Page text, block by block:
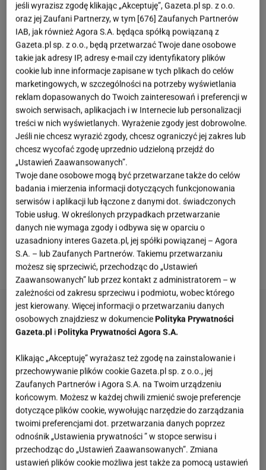
Porcelanowe filiżanki na prezent
Piękne filiżanki wykonane z porcelany zachwycą
każdą obdarowaną kobietę. Zbliżające się święto to
doskonała okazja, aby sprawić radość wyjątkowym
osobom wokół siebie. Elegancko zapakowany
zestaw filiżanek będzie znakomitym pomysłem. W
sklepie Villa Italia znajdziesz duży wybór
porcelanowych naczyń. Nas zachwyciły modele
zdobione kwiatami. Florystyczne motywy są
wyjątkowo urocze, sprawią, że na stole
momentalnie zapanuje wiosna. Porcelanowe
filiżanki to prezent na lata. Nawet po upływie wielu
lat naczynia będą fantastycznie się prezentować,
każdego dnia umilając przerwy na kawę czy
herbatę.
jeśli wyrazisz zgodę klikając „Akceptuję”, Gazeta.pl sp. z o.o.
oraz jej Zaufani Partnerzy, w tym [676] Zaufanych Partnerów
IAB, jak również Agora S.A. będąca spółką powiązaną z
Gazeta.pl sp. z o.o., będą przetwarzać Twoje dane osobowe
takie jak adresy IP, adresy e-mail czy identyfikatory plików
cookie lub inne informacje zapisane w tych plikach do celów
marketingowych, w szczególności na potrzeby wyświetlania
reklam dopasowanych do Twoich zainteresowań i preferencji w
swoich serwisach, aplikacjach i w Internecie lub personalizacji
treści w nich wyświetlanych. Wyrażenie zgody jest dobrowolne.
Jeśli nie chcesz wyrazić zgody, chcesz ograniczyć jej zakres lub
chcesz wycofać zgodę uprzednio udzieloną przejdź do
„Ustawień Zaawansowanych”.
Twoje dane osobowe mogą być przetwarzane także do celów
badania i mierzenia informacji dotyczących funkcjonowania
serwisów i aplikacji lub łączone z danymi dot. świadczonych
Tobie usług. W określonych przypadkach przetwarzanie
danych nie wymaga zgody i odbywa się w oparciu o
uzasadniony interes Gazeta.pl, jej spółki powiązanej – Agora
S.A. – lub Zaufanych Partnerów. Takiemu przetwarzaniu
możesz się sprzeciwić, przechodząc do „Ustawień
Zaawansowanych” lub przez kontakt z administratorem – w
zależności od zakresu sprzeciwu i podmiotu, wobec którego
jest kierowany. Więcej informacji o przetwarzaniu danych
osobowych znajdziesz w dokumencie Polityka Prywatności
Gazeta.pl i Polityka Prywatności Agora S.A.
Klikając „Akceptuję” wyrażasz też zgodę na zainstalowanie i
przechowywanie plików cookie Gazeta.pl sp. z o.o., jej
Zaufanych Partnerów i Agora S.A. na Twoim urządzeniu
końcowym. Możesz w każdej chwili zmienić swoje preferencje
dotyczące plików cookie, wywołując narzędzie do zarządzania
twoimi preferencjami dot. przetwarzania danych poprzez
odnośnik „Ustawienia prywatności ” w stopce serwisu i
przechodząc do „Ustawień Zaawansowanych”. Zmiana
ustawień plików cookie możliwa jest także za pomocą ustawień